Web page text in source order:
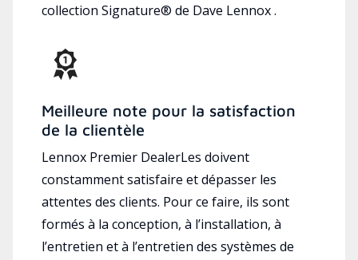
collection Signature® de Dave Lennox .
Meilleure note pour la satisfaction
de la clientèle
Lennox Premier DealerLes doivent
constamment satisfaire et dépasser les
attentes des clients. Pour ce faire, ils sont
formés à la conception, à l’installation, à
l’entretien et à l’entretien des systèmes de